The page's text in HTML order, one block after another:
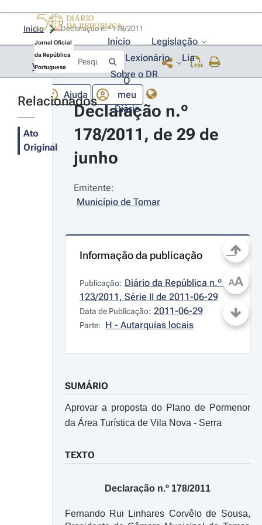
Jornal Oficial
da República
Portuguesa
Início
Legislação
Lexionário
Lia
Sobre o DR
Ajuda
O
meu
Diário
Início
Voltar
Relacionados
Ato
Original
Declaração n.º
178/2011, de 29 de
junho
Emitente:
Município de Tomar
Informação da publicação
Publicação: Diário da República n.º
123/2011, Série II de 2011-06-29
Data de Publicação: 2011-06-29
Parte: H - Autarquias locais
SUMÁRIO
Aprovar a proposta do Plano de Pormenor
da Área Turística de Vila Nova - Serra
TEXTO
Declaração n.º 178/2011
Fernando Rui Linhares Corvêlo de Sousa,
AA